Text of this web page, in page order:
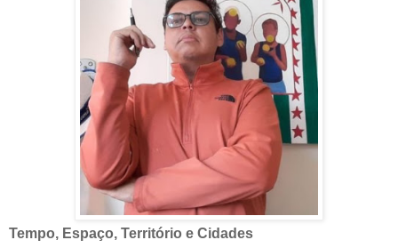
Tempo, Espaço, Território e Cidades